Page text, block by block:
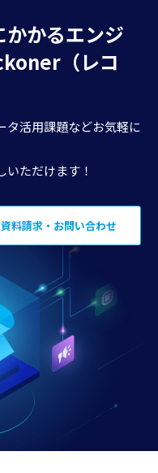
かるエンジ
（レコ
タ活用課題などお気軽に
ただけます！
資料請求・お問い合わせ